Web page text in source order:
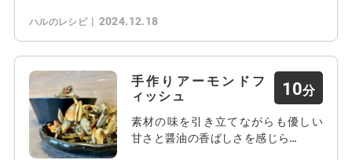
ハルのレシピ 2024.12.18
手作りアーモンドフ
ィッシュ
10
素材の味を引き立てながらも優しい
甘さと醤油の香ばしさを感じら…